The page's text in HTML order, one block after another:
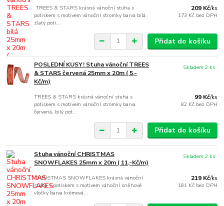
TREES & STARS krásná vánoční stuha s
potiskem s motivem vánoční stromky barva bílá,
zlatý poti...
209 Kč/ks
173 Kč bez DPH
Přidat do košíku
POSLEDNÍ KUSY! Stuha vánoční TREES
& STARS červená 25mm x 20m ( 5,-
Kč/m)
TREES & STARS krásná vánoční stuha s
potiskem s motivem vánoční stromky barva
červená, bílý pot...
99 Kč/ks
82 Kč bez DPH
Skladem 2 ks
Přidat do košíku
Stuha vánoční CHRISTMAS
SNOWFLAKES 25mm x 20m ( 11,-Kč/m)
CHRISTMAS SNOWFLAKES krásná vánoční
stuha s potiskem s motivem vánoční sněhové
vločky barva krémová...
219 Kč/ks
181 Kč bez DPH
Skladem 2 ks